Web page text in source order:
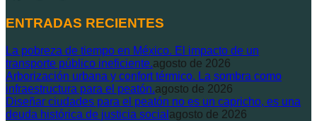
ENTRADAS RECIENTES
La pobreza de tiempo en México. El impacto de un
transporte público ineficiente.agosto de 2026
Arborización urbana y confort térmico. La sombra como
infraestructura para el peatón.agosto de 2026
Diseñar ciudades para el peatón no es un capricho, es una
deuda histórica de justicia social agosto de 2026